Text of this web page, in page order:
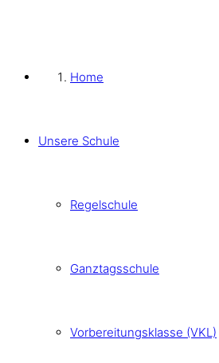
Home
Unsere Schule
Regelschule
Ganztagsschule
Vorbereitungsklasse (VKL)